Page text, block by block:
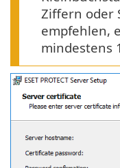
Ziffern oder
empfehlen,
mindestens